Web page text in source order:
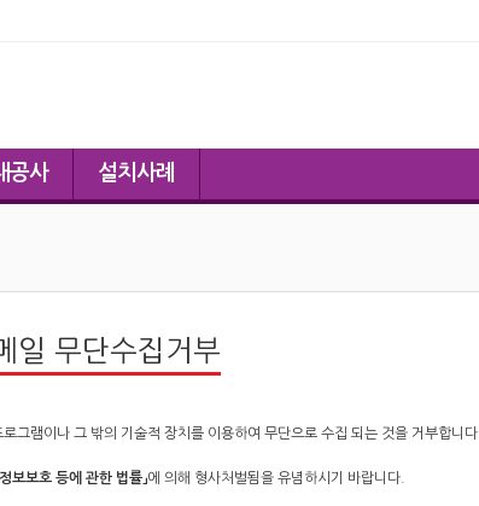
공사 설치사례
일 무단수집거부
그램이나 그 밖의 기술적 장치를 이용하여 무단으로 수집 되는 것을 거부합니다.
보보호 등에 관한 법률」에 의해 형사처벌됨을 유념하시기 바랍니다.